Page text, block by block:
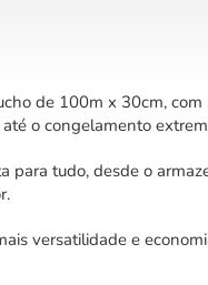
de 100m x 30cm,
o congelamento
para tudo, desde o
versatilidade e